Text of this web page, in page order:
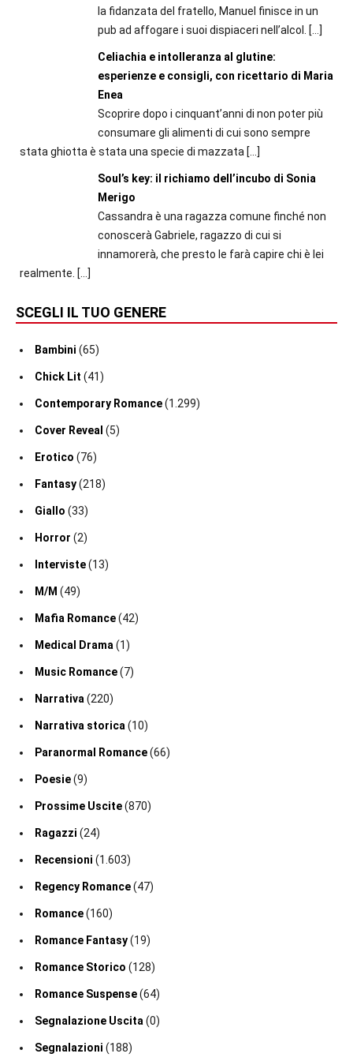
la fidanzata del fratello, Manuel finisce in un
pub ad affogare i suoi dispiaceri nell’alcol. […]
Celiachia e intolleranza al glutine:
esperienze e consigli, con ricettario di Maria
Enea
Scoprire dopo i cinquant’anni di non poter più
consumare gli alimenti di cui sono sempre
stata ghiotta è stata una specie di mazzata […]
Soul’s key: il richiamo dell’incubo di Sonia
Merigo
Cassandra è una ragazza comune finché non
conoscerà Gabriele, ragazzo di cui si
innamorerà, che presto le farà capire chi è lei
realmente. […]
SCEGLI IL TUO GENERE
Bambini (65)
Chick Lit (41)
Contemporary Romance(1.299)
Cover Reveal (5)
Erotico (76)
Fantasy(218)
Giallo (33)
Horror (2)
Interviste(13)
M/M (49)
Mafia Romance(42)
Medical Drama(1)
Music Romance(7)
Narrativa(220)
Narrativa storica(10)
Paranormal Romance(66)
Poesie(9)
Prossime Uscite(870)
Ragazzi (24)
Recensioni (1.603)
Regency Romance(47)
Romance(160)
Romance Fantasy(19)
Romance Storico (128)
Romance Suspense(64)
Segnalazione Uscita(0)
Segnalazioni (188)